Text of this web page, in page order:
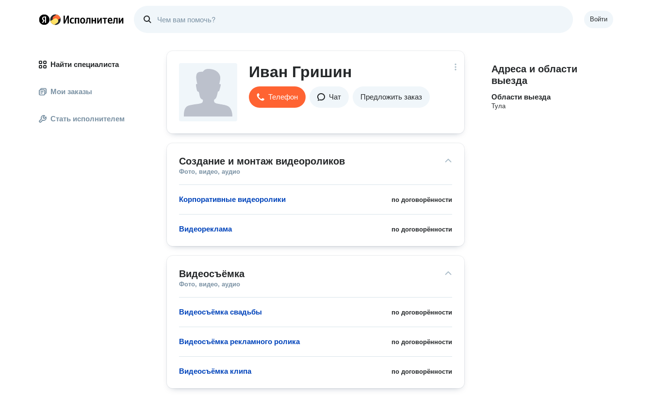
Войти
Найти специалиста
Мои заказы
Стать исполнителем
Иван Гришин
Телефон Чат Предложить заказ
Создание и монтаж видеороликов
Фото, видео, аудио
по договорённости
Корпоративные видеоролики
по договорённости
Видеореклама
Видеосъёмка
Фото, видео, аудио
по договорённости
Видеосъёмка свадьбы
по договорённости
Видеосъёмка рекламного ролика
по договорённости
Видеосъёмка клипа
Адреса и области
выезда
Области выезда
Тула